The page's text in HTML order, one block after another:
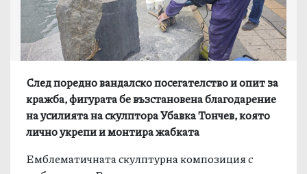
След поредно вандалско посегателство и опит за
кражба, фигурата бе възстановена благодарение
на усилията на скулптора Убавка Тончев, която
лично укрепи и монтира жабката